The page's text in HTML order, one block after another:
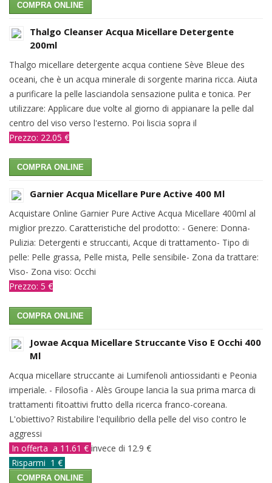
COMPRA ONLINE
Thalgo Cleanser Acqua Micellare Detergente
200ml
Thalgo micellare detergente acqua contiene Sève Bleue des
oceani, che è un acqua minerale di sorgente marina ricca. Aiuta
a purificare la pelle lasciandola sensazione pulita e tonica. Per
utilizzare: Applicare due volte al giorno di appianare la pelle dal
centro del viso verso l'esterno. Poi liscia sopra il
Prezzo: 22.05 €
COMPRA ONLINE
Garnier Acqua Micellare Pure Active 400 Ml
Acquistare Online Garnier Pure Active Acqua Micellare 400ml al
miglior prezzo. Caratteristiche del prodotto: - Genere: Donna-
Pulizia: Detergenti e struccanti, Acque di trattamento- Tipo di
pelle: Pelle grassa, Pelle mista, Pelle sensibile- Zona da trattare:
Viso- Zona viso: Occhi
Prezzo: 5 €
COMPRA ONLINE
Jowae Acqua Micellare Struccante Viso E Occhi 400
Ml
Acqua micellare struccante ai Lumifenoli antiossidanti e Peonia
imperiale. - Filosofia - Alès Groupe lancia la sua prima marca di
trattamenti fitoattivi frutto della ricerca franco-coreana.
L'obiettivo? Ristabilire l'equilibrio della pelle del viso contro le
aggressi
In offerta a 11.61 € invece di 12.9 €
Risparmi 1 €
COMPRA ONLINE